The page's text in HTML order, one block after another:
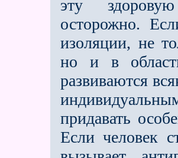
эту
осторожно.
изоляции, не
но и в
развиваются
придавать
Если человек